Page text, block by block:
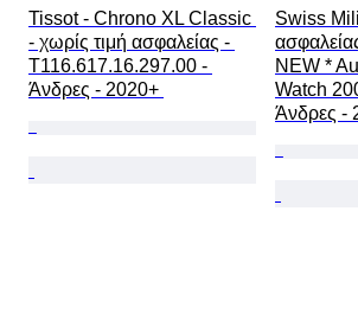
Tissot - Chrono XL Classic
- χωρίς τιμή ασφαλείας -
T116.617.16.297.00 -
Άνδρες - 2020+
Swiss
NEW *
Watch
Άνδρες -